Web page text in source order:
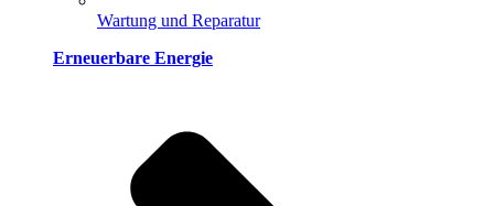
Wartung und Reparatur
Erneuerbare Energie